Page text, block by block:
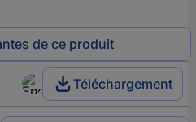
de ce produit
Téléchargement